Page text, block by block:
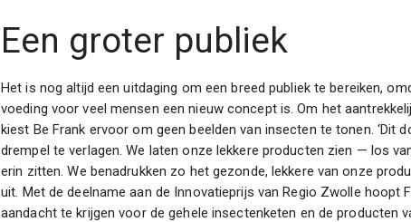
Een groter publiek
Het is nog altijd een uitdaging om een breed publiek te bereiken,
voeding voor veel mensen een nieuw concept is. Om het
kiest Be Frank ervoor om geen beelden van insecten te tonen. ‘Dit
drempel te verlagen. We laten onze lekkere producten zien — los
erin zitten. We benadrukken zo het gezonde, lekkere van onze
uit. Met de deelname aan de Innovatieprijs van Regio Zwolle hoopt
aandacht te krijgen voor de gehele insectenketen en de producten